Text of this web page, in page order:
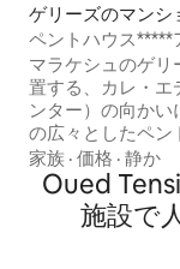
ゲリーズのマンシ
ート
ペントハウス*****
ーズ屋上
マラケシュのゲリ
置する、カレ・エ
ンター）の向かい
の広々としたペン
アシスにある、典
のユニークな体
お家のようにく
ホテルサービス
家族 · 価格 · 静か
Oued
施設で